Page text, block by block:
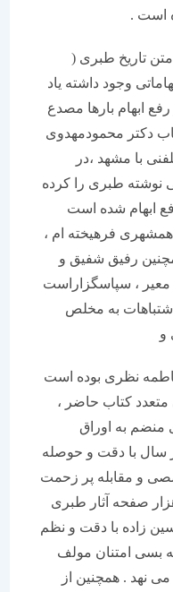
طبری (
وجود داشته یاد
بارها مصدع
محمودمهدوی
مشهد ،در
طبری را کرده
شده است
فرهیخته ام ،
رفیق شفیق و
سپاسگزاراست
به مخلص
نظری بوده است
کتاب حاضر ،
به اوراق
با دقت و حوصله
مقابله پر زحمت
آثار طبری
با دقت و نظم
امتنان مولف
. همچنین از